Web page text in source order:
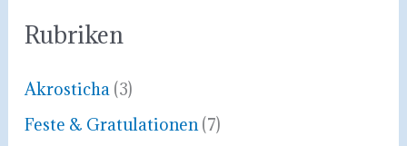
Rubriken
Akrosticha(3)
Feste & Gratulationen (7)